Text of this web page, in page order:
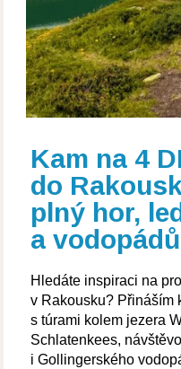
Kam na 4
do
plný hor,
a vodopádů
Hledáte inspiraci na
v Rakousku? Přináším
s túrami kolem jezera
Schlatenkees,
i Gollingerského